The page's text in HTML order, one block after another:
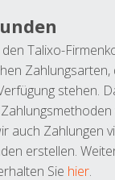
Talixo-
Zahlungsarten,
stehen.
auch Zahlungen
erstellen.
Sie hier.